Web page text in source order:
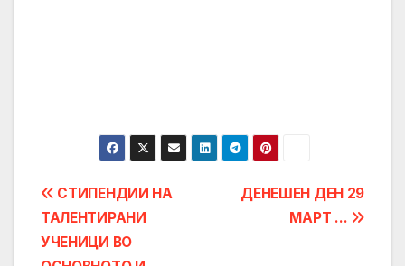
Post
navigation
ДЕНЕШЕН ДЕН 29
МАРТ …
СТИПЕНДИИ НА
ТАЛЕНТИРАНИ
УЧЕНИЦИ ВО